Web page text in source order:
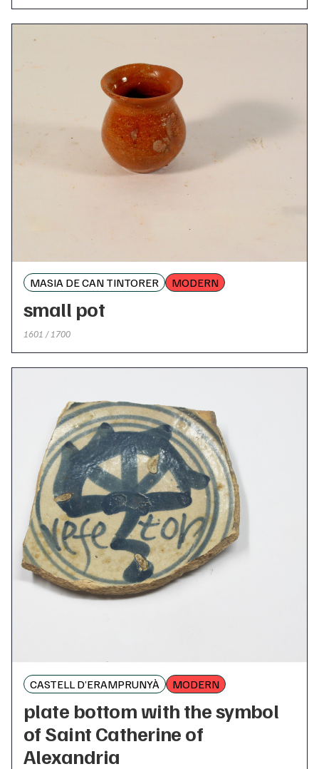
MASIA DE CAN TINTORER MODERN
small pot
1601 / 1700
CASTELL D’ERAMPRUNYÀ MODERN
plate bottom with the symbol
of Saint Catherine of
Alexandria